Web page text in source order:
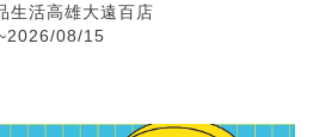
生活高雄大遠百店
08/15